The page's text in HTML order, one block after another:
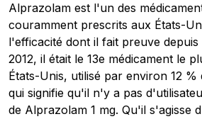
Alprazolam est l'un des
couramment prescrits aux États-
l'efficacité dont il fait preuve depuis
2012, il était le 13e médicament le
États-Unis, utilisé par environ 12
qui signifie qu'il n'y a pas
de Alprazolam 1 mg. Qu'il s'agisse